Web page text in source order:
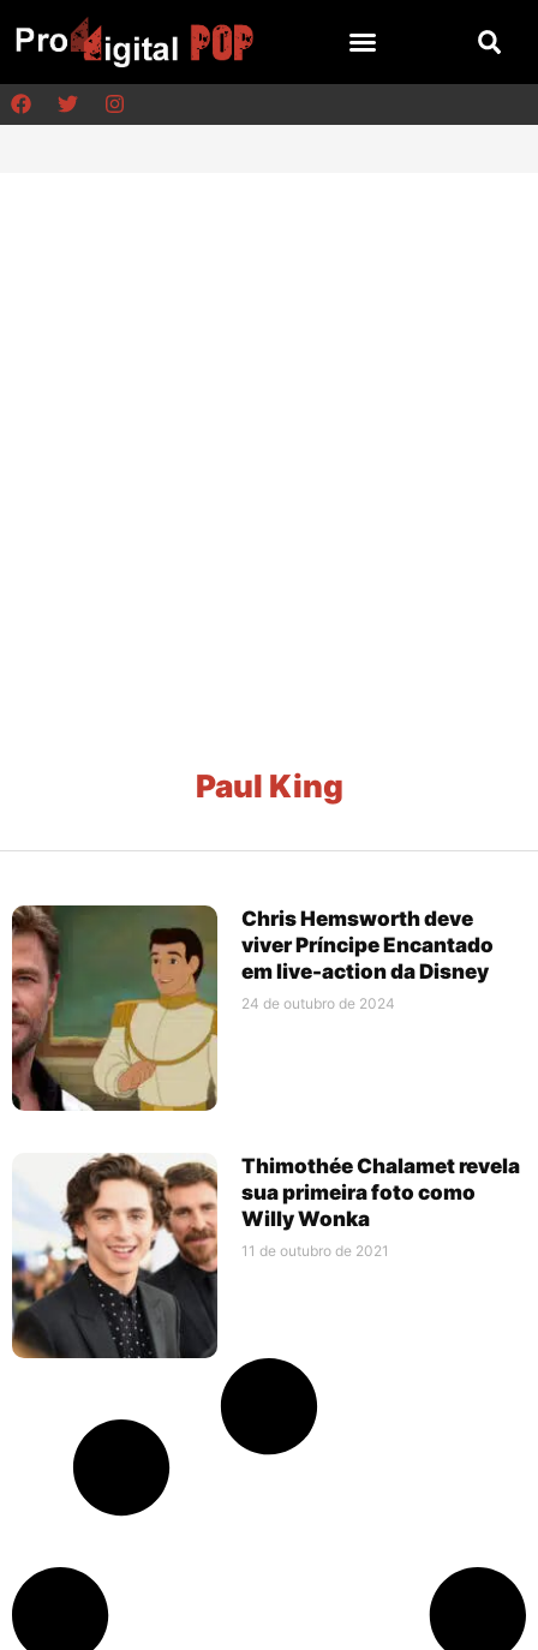
Paul King
Chris Hemsworth deve
viver Príncipe Encantado
em live-action da Disney
24 de outubro de 2024
Thimothée Chalamet revela
sua primeira foto como
Willy Wonka
11 de outubro de 2021